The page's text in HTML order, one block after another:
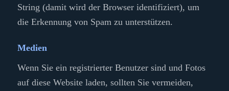
String (damit wird der Browser identifiziert), um
die Erkennung von Spam zu unterstützen.
Medien
Wenn Sie ein registrierter Benutzer sind und Fotos
auf diese Website laden, sollten Sie vermeiden,